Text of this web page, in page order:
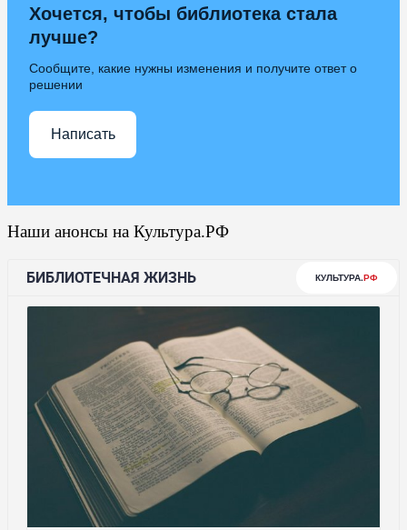
Хочется, чтобы библиотека стала
лучше?
Сообщите, какие нужны изменения и получите ответ о
решении
Написать
Наши анонсы на Культура.РФ